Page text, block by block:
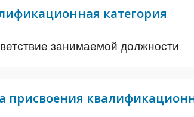
категория
занимаемой должности
присвоения